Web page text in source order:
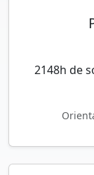
2148h de